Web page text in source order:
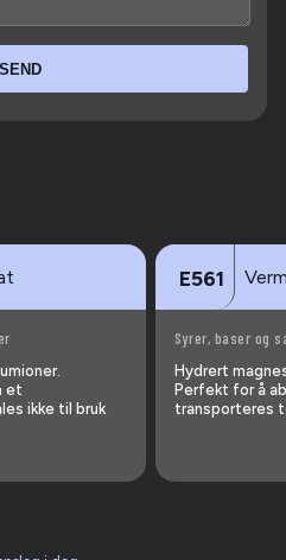
SEND
et
ikke til bruk
E561
Syrer, baser og
Hydrert
Perfekt for å
transporteres